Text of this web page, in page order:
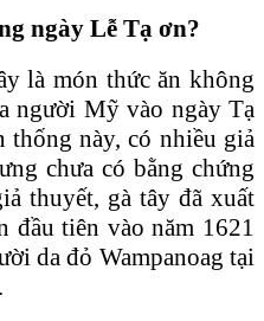
ngày Lễ Tạ ơn?
là món thức ăn không
người Mỹ vào ngày Tạ
này, có nhiều giả
chưa có bằng chứng
thuyết, gà tây đã xuất
đầu tiên vào năm 1621
da đỏ Wampanoag tại